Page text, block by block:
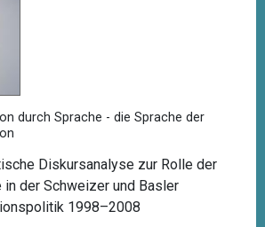
durch Sprache - die Sprache der
Diskursanalyse zur Rolle der
in der Schweizer und Basler
1998–2008